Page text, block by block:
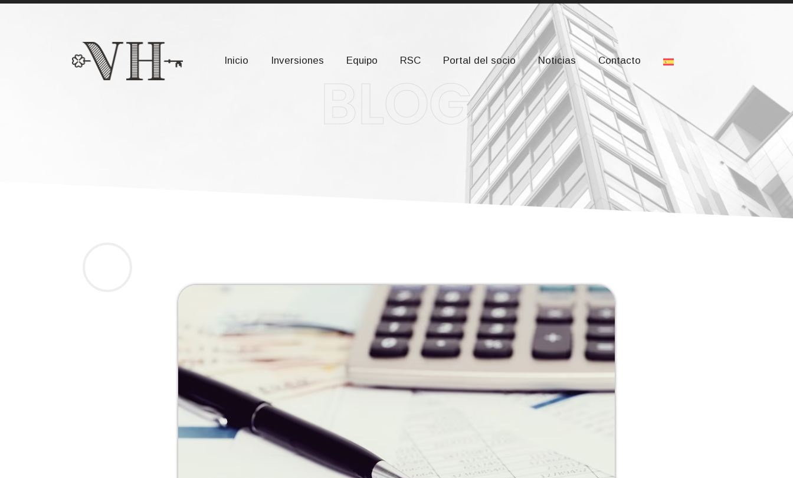
Calle Severo Ochoa, 2, planta 2. 28232 Las Rozas de Madrid, Madrid
Inicio Inversiones Equipo RSC Portal del socio Noticias Contacto
BLOG